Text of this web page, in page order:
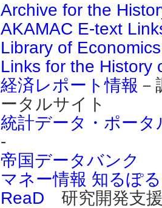
Archive for the
AKAMAC E-text
Library of
Links for the History
経済レポート情報
ータルサイト
統計データ・ポータ
-
帝国データバンク
マネー情報 知るぽ
ReaD 研究開発支